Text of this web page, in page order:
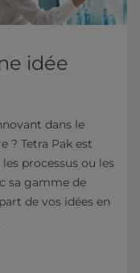
idée
dans le
? Tetra Pak est
processus ou les
sa gamme de
de vos idées en